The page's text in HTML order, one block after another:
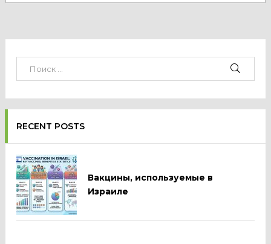
RECENT POSTS
Вакцины, используемые в
Израиле